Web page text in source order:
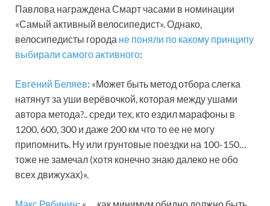
Павлова награждена Смарт часами в номинации
«Самый активный велосипедист». Однако,
велосипедисты города не поняли по какому принципу
выбирали самого активного:
Евгений Беляев: «Может быть метод отбора слегка
натянут за уши верёвочкой, которая между ушами
автора метода?.. среди тех, кто ездил марафоны в
1200, 600, 300 и даже 200 км что то ее не могу
припомнить. Ну или грунтовые поездки на 100-150…
тоже не замечал (хотя конечно знаю далеко не обо
всех движухах)».